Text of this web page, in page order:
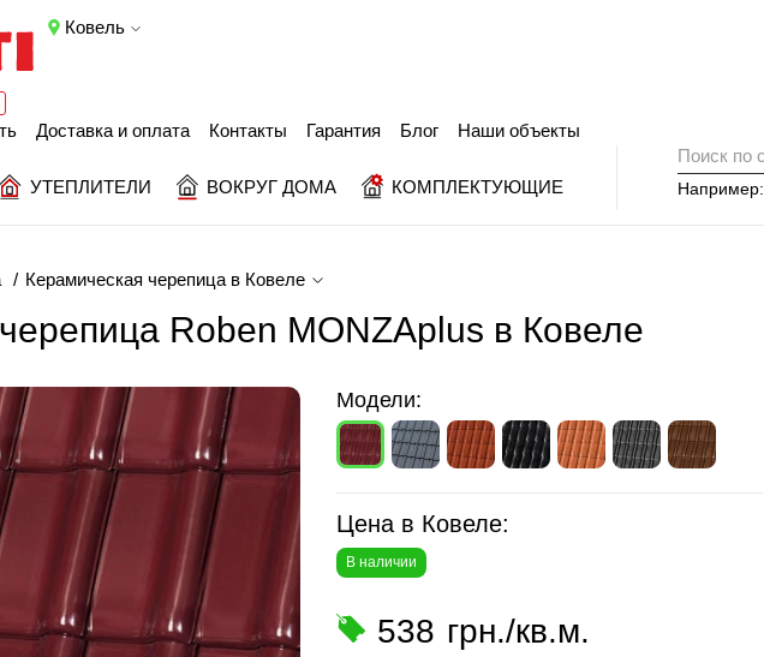
Ковель
Например:
УТЕПЛИТЕЛИ ВОКРУГ ДОМА КОМПЛЕКТУЮЩИЕ
Доставка и оплата Контакты Гарантия Блог Наши объекты
Керамическая черепица в Ковеле
Roben MONZAplus в Ковеле
Модели:
Цена в Ковеле:
В наличии
538 грн./кв.м.